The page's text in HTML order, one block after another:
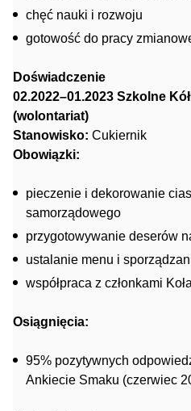
chęć nauki i rozwoju
gotowość do pracy
Doświadczenie
02.2022–01.2023 Szkolne
(wolontariat)
Stanowisko: Cukiernik
Obowiązki:
pieczenie i dekorowanie
samorządowego
przygotowywanie deserów
ustalanie menu i
współpraca z członkami
Osiągnięcia:
95% pozytywnych
Ankiecie Smaku (czerwiec